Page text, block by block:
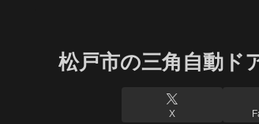
松戸市の三角自動ド
X